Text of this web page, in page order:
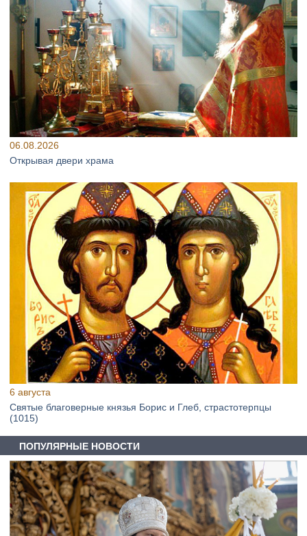
06.08.2026
Открывая двери храма
6 августа
Святые благоверные князья Борис и Глеб, страстотерпцы
(1015)
ПОПУЛЯРНЫЕ НОВОСТИ